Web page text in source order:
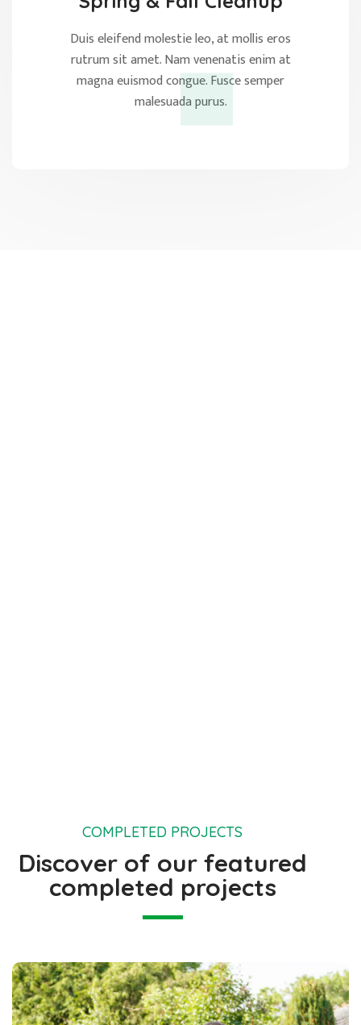
Duis eleifend molestie leo, at mollis eros
rutrum sit amet. Nam venenatis enim at
magna euismod congue. Fusce semper
malesuada purus.
COMPLETED PROJECTS
Discover of our featured
completed projects